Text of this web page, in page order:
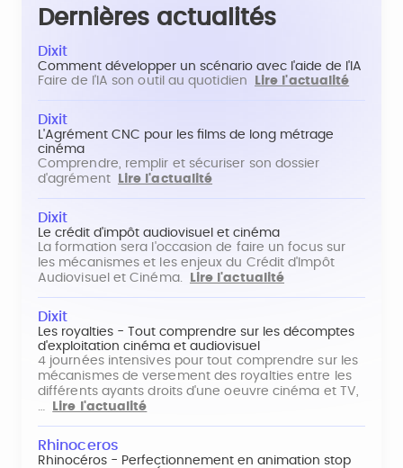
Dernières actualités
Dixit
Comment développer un scénario avec l'aide de l'IA
Faire de l'IA son outil au quotidien
Lire l'actualité
Dixit
L'Agrément CNC pour les films de long métrage
cinéma
Comprendre, remplir et sécuriser son dossier
d'agrément
Lire l'actualité
Dixit
Le crédit d'impôt audiovisuel et cinéma
La formation sera l'occasion de faire un focus sur
les mécanismes et les enjeux du Crédit d'Impôt
Audiovisuel et Cinéma.
Lire l'actualité
Dixit
Les royalties - Tout comprendre sur les décomptes
d'exploitation cinéma et audiovisuel
4 journées intensives pour tout comprendre sur les
mécanismes de versement des royalties entre les
différents ayants droits d'une oeuvre cinéma et TV,
…
Lire l'actualité
Rhinoceros
Rhinocéros - Perfectionnement en animation stop